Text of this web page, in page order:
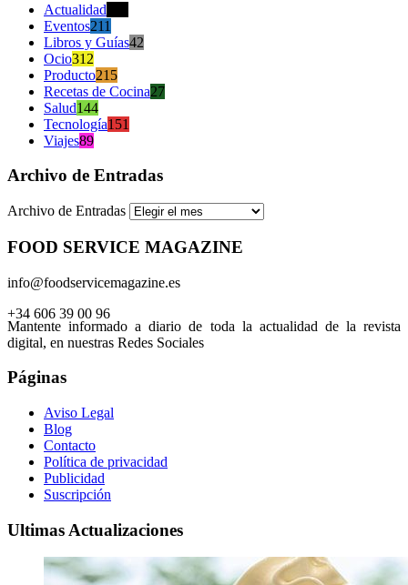
Actualidad
Eventos211
Libros y Guías42
Ocio312
Producto215
Recetas de Cocina27
Salud144
Tecnología151
Viajes89
Archivo de Entradas
Archivo de Entradas
FOOD SERVICE MAGAZINE
info@foodservicemagazine.es
+34 606 39 00 96
Mantente informado a diario de toda la actualidad de la revista
digital, en nuestras Redes Sociales
Páginas
Aviso Legal
Blog
Contacto
Política de privacidad
Publicidad
Suscripción
Ultimas Actualizaciones